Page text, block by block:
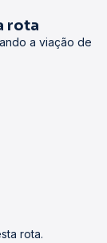
rota
a viação de
rota.